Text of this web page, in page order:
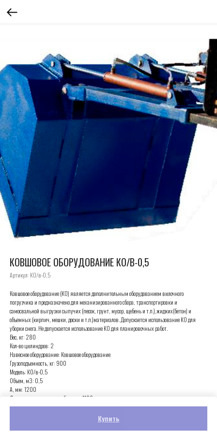
КОВШОВОЕ ОБОРУДОВАНИЕ КО/В-0,5
Артикул: КО/в-0,5
Купить
Ковшовое оборудование (КО) является дополнительным оборудованием вилочного
погрузчика и предназначено для механизированного сбора, транспортировки и
самосвальной выгрузки сыпучих (песок, грунт, мусор, щебень и т.п.),жидких(бетон) и
объемных (кирпич, мешки, доски и т.п.)материалов. Допускается использование КО для
уборки снега. Не допускается использование КО для планировочных работ.
Вес, кг: 280
Кол-во цилиндров: 2
Навесное оборудование: Ковшовое оборудование
Грузоподъемность, кг: 900
Модель: КО/в-0,5
Объем, м3: 0,5
А, мм: 1200
Длина подвилочных коробов, мм: 1100
В(max.), мм: 1350